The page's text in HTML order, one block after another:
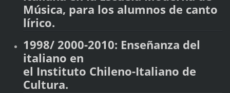
Música, para los alumnos de canto
lírico.
1998/ 2000-2010: Enseñanza del
italiano en
el Instituto Chileno-Italiano de
Cultura.